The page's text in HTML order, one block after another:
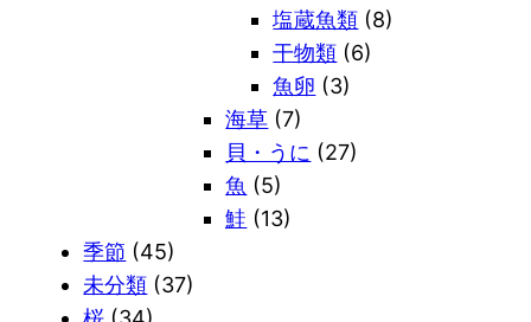
塩蔵魚類 (8)
干物類 (6)
魚卵 (3)
海草 (7)
貝・うに (27)
魚 (5)
鮭 (13)
季節 (45)
未分類 (37)